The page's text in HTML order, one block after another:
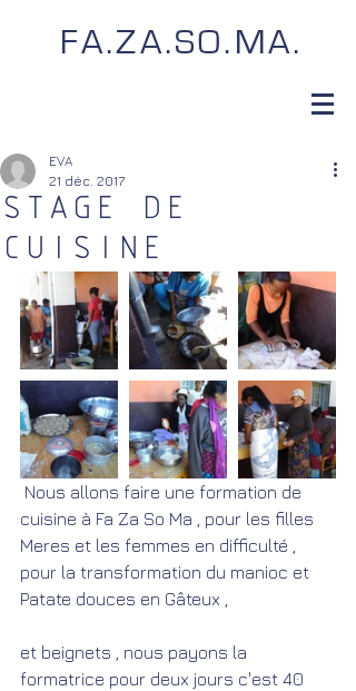
FA.ZA.SO.MA.
STAGE DE
CUISINE
EVA
21 déc. 2017
cuisine à Fa Za So Ma , pour les filles
Meres et les femmes en difficulté ,
pour la transformation du manioc et
Patate douces en Gâteux ,
et beignets , nous payons la
formatrice pour deux jours c'est 40